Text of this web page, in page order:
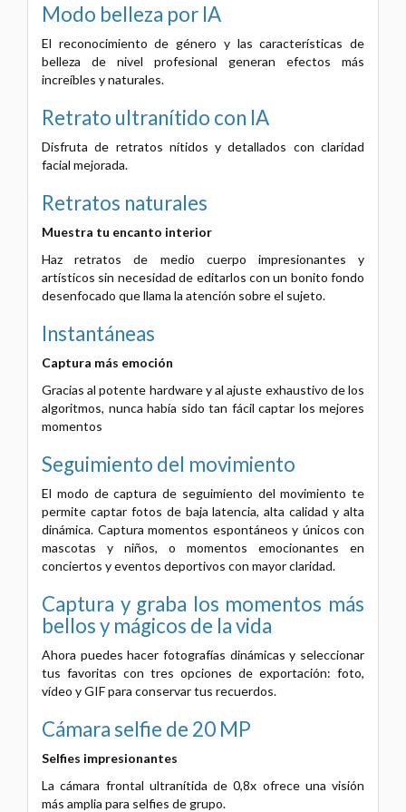
Modo belleza por IA
El reconocimiento de género y las características de
belleza de nivel profesional generan efectos más
increíbles y naturales.
Retrato ultranítido con IA
Disfruta de retratos nítidos y detallados con claridad
facial mejorada.
Retratos naturales
Muestra tu encanto interior
Haz retratos de medio cuerpo impresionantes y
artísticos sin necesidad de editarlos con un bonito fondo
desenfocado que llama la atención sobre el sujeto.
Instantáneas
Captura más emoción
Gracias al potente hardware y al ajuste exhaustivo de los
algoritmos, nunca había sido tan fácil captar los mejores
momentos
Seguimiento del movimiento
El modo de captura de seguimiento del movimiento te
permite captar fotos de baja latencia, alta calidad y alta
dinámica. Captura momentos espontáneos y únicos con
mascotas y niños, o momentos emocionantes en
conciertos y eventos deportivos con mayor claridad.
Captura y graba los momentos más
bellos y mágicos de la vida
Ahora puedes hacer fotografías dinámicas y seleccionar
tus favoritas con tres opciones de exportación: foto,
vídeo y GIF para conservar tus recuerdos.
Cámara selfie de 20 MP
Selfies impresionantes
La cámara frontal ultranítida de 0,8x ofrece una visión
más amplia para selfies de grupo.